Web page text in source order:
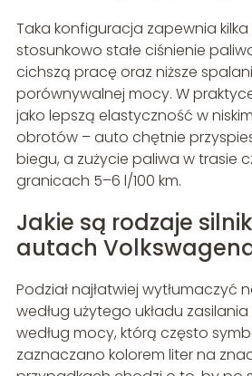
Taka konfiguracja zapewnia
stosunkowo stałe ciśnienie
cichszą pracę oraz niższe
porównywalnej mocy. W
jako lepszą elastyczność w
obrotów – auto chętnie
biegu, a zużycie paliwa w trasie
granicach 5–6 l/100 km.
Jakie są rodzaje
autach
Podział najłatwiej wytłumaczyć
według użytego układu
według mocy, którą często
zaznaczano kolorem liter na